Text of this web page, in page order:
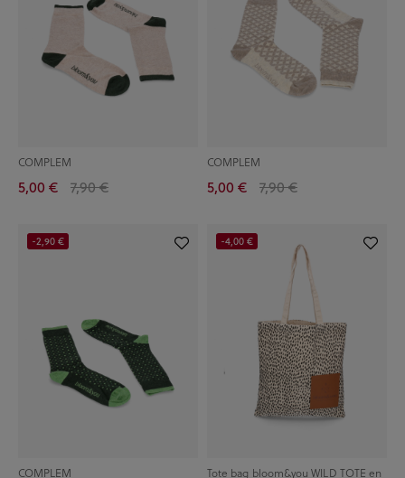
COMPLEM
5,00 € 7,90 €
COMPLEM
5,00 € 7,90 €
COMPLEM
-2,90 €
Tote bag bloom&you WILD TOTE en
-4,00 €